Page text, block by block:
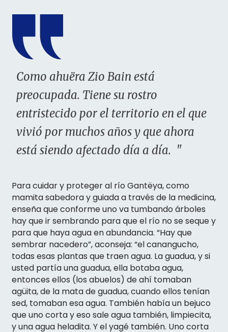
Como ahuëra Zio Bain está
preocupada. Tiene su rostro
entristecido por el territorio en el que
vivió por muchos años y que ahora
está siendo afectado día a día. "
Para cuidar y proteger al río Gantëya, como
mamita sabedora y guiada a través de la medicina,
enseña que conforme uno va tumbando árboles
hay que ir sembrando para que el río no se seque y
para que haya agua en abundancia. “Hay que
sembrar nacedero”, aconseja: “el canangucho,
todas esas plantas que traen agua. La guadua, y si
usted partía una guadua, ella botaba agua,
entonces ellos (los abuelos) de ahí tomaban
agüita, de la mata de guadua, cuando ellos tenían
sed, tomaban esa agua. También había un bejuco
que uno corta y eso sale agua también, limpiecita,
y una agua heladita. Y el yagé también. Uno corta